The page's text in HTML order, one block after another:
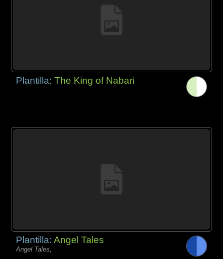
Plantilla:The King of Nabari
Plantilla:Angel Tales
Angel Tales,